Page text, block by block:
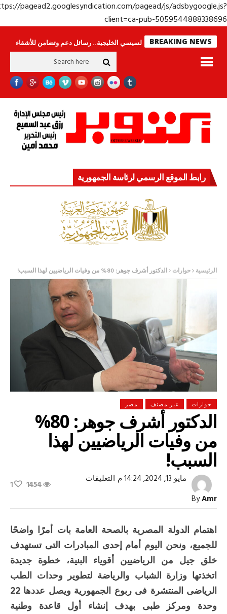
https://pagead2.googlesyndication.com/pagead/js/
client=ca-pub-
BREAKING NEWS
جولة الرئيس السيسي الخليجية.. رسائل دعم وتضامن للأشقاء جهاز مستقبل
رابط الموقع الرسمي لرئاسة الجمهورية
الرئيسية حوارات الدكتور أشرف جوهر: 80% من وفيات الرياضيين لهذا السبب!
حوارات غير مصنف مصر
الدكتور أشرف جوهر: 80%
من وفيات الرياضيين لهذا
السبب!
ByAmr
مايو 13, 2024, 14:24 م التعليقاتعلى
80%
وفيات
الرياضيين
لهذا
السبب!
مغلقة
1454
1
اهتمام الدولة المصرية بالصحة العامة بات أمرًا واضحًا
للجميع، ونحن اليوم أمام إحدى المبادرات التى تستهدف
خلق جيل من الرياضيين أقوياء البنية، خطوة جديدة
اتخذتها وزارة الشباب والرياضة لتطوير وحدات الطب
الرياضى المنتشرة فى ربوع الجمهورية ويصل عددها 22
وحدة ومركز طبى بهدف إنشاء أول قاعدة وطنية